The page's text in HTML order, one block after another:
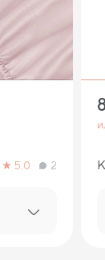
5.0 2